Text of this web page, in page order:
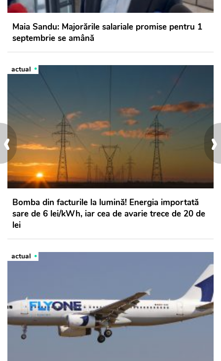
›
‹
Maia Sandu: Majorările salariale promise pentru 1
septembrie se amână
actual
Bomba din facturile la lumină! Energia importată
sare de 6 lei/kWh, iar cea de avarie trece de 20 de
lei
actual